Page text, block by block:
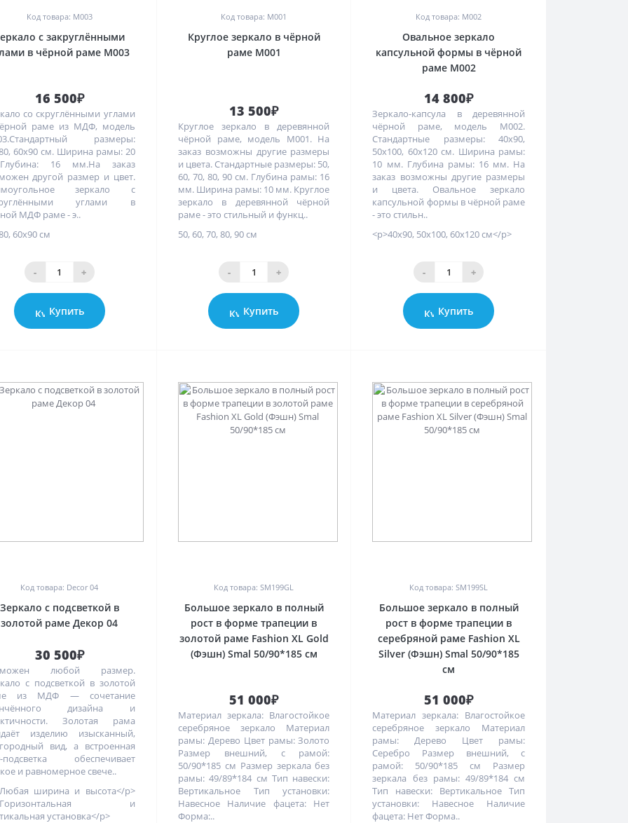
Код товара: M003
с закруглёнными
в чёрной раме M003
16 500₽
со скруглёнными углами
раме из МДФ, модель
размеры:
60х90 см. Ширина рамы: 20
16 мм.На заказ
другой размер и цвет.
зеркало с
углами в
МДФ раме - э..
60х90 см
- +
Купить
Код товара: M001
Круглое зеркало в чёрной
раме M001
13 500₽
Круглое зеркало в деревянной
чёрной раме, модель M001. На
заказ возможны другие размеры
и цвета. Стандартные размеры: 50,
60, 70, 80, 90 см. Глубина рамы: 16
мм. Ширина рамы: 10 мм. Круглое
зеркало в деревянной чёрной
раме - это стильный и функц..
50, 60, 70, 80, 90 см
- +
Купить
Код товара: M002
Овальное зеркало
капсульной формы в чёрной
раме M002
14 800₽
Зеркало-капсула в деревянной
чёрной раме, модель M002.
Стандартные размеры: 40х90,
50х100, 60х120 см. Ширина рамы:
10 мм. Глубина рамы: 16 мм. На
заказ возможны другие размеры
и цвета. Овальное зеркало
капсульной формы в чёрной раме
- это стильн..
<p>40х90, 50х100, 60х120 см</p>
- +
Купить
Код товара: Decor 04
Зеркало с подсветкой в
золотой раме Декор 04
30 500₽
любой размер.
с подсветкой в золотой
из МДФ — сочетание
дизайна и
Золотая рама
изделию изысканный,
вид, а встроенная
подсветка обеспечивает
и равномерное свече..
ширина и высота</p>
и
установка</p>
Код товара: SM199GL
Большое зеркало в полный
рост в форме трапеции в
золотой раме Fashion XL Gold
(Фэшн) Smal 50/90*185 см
51 000₽
Материал зеркала: Влагостойкое
серебряное зеркало Материал
рамы: Дерево Цвет рамы: Золото
Размер внешний, с рамой:
50/90*185 см Размер зеркала без
рамы: 49/89*184 см Тип навески:
Вертикальное Тип установки:
Навесное Наличие фацета: Нет
Форма:..
Код товара: SM199SL
Большое зеркало в полный
рост в форме трапеции в
серебряной раме Fashion XL
Silver (Фэшн) Smal 50/90*185
см
51 000₽
Материал зеркала: Влагостойкое
серебряное зеркало Материал
рамы: Дерево Цвет рамы:
Серебро Размер внешний, с
рамой: 50/90*185 см Размер
зеркала без рамы: 49/89*184 см
Тип навески: Вертикальное Тип
установки: Навесное Наличие
фацета: Нет Форма..